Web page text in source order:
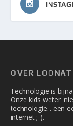
OVER
Technologie is
Onze kids weten
technologie... een
internet ;-).